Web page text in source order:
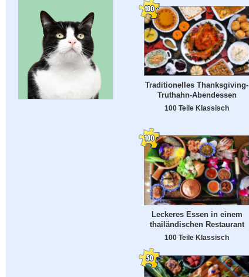
Traditionelles Thanksgiving-
Truthahn-Abendessen
100 Teile Klassisch
Leckeres Essen in einem
thailändischen Restaurant
100 Teile Klassisch